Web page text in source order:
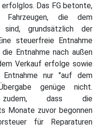
erfolglos. Das FG betonte,
die dem
sind, grundsätzlich der
steuerfreie Entnahme
Entnahme nach außen
Verkauf erfolge sowie
nur "auf dem
genüge nicht.
zudem, dass die
Monate zuvor begonnen
für Reparaturen